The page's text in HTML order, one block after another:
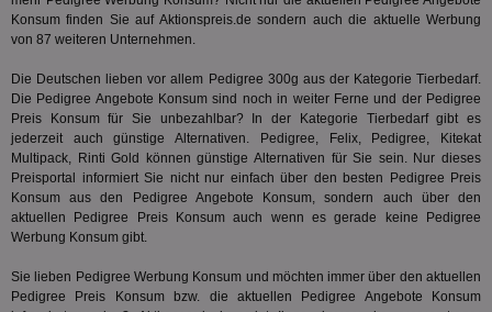
Konsum finden Sie auf Aktionspreis.de sondern auch die aktuelle Werbung
von 87 weiteren Unternehmen.
Die Deutschen lieben vor allem Pedigree 300g aus der Kategorie Tierbedarf.
Die Pedigree Angebote Konsum sind noch in weiter Ferne und der Pedigree
Preis Konsum für Sie unbezahlbar? In der Kategorie Tierbedarfgibt es
jederzeit auch günstige Alternativen. Pedigree, Felix, Pedigree, Kitekat
Multipack, Rinti Gold können günstige Alternativen für Sie sein. Nur dieses
Preisportal informiert Sie nicht nur einfach über den besten Pedigree Preis
Konsum aus den Pedigree Angebote Konsum, sondern auch über den
aktuellen Pedigree Preis Konsum auch wenn es gerade keine Pedigree
Werbung Konsum gibt.
Sie lieben Pedigree Werbung Konsum und möchten immer über den aktuellen
Pedigree Preis Konsum bzw. die aktuellen Pedigree Angebote Konsum
die
hilft
und
pi
TradeTracker
1 Tag
der
auf
A3
Yahoo! Inc.
1 Jahr
.teads.tv
Tage
adx_ts
ORTEC B.V.
.optinadserving.com
1 Jahr
.target.digitalaudience.io
APC .doubleclick.net 6 Monate